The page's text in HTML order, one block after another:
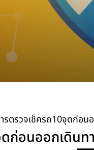
รตรวจเช็ครถ10จุดก่อน
ก่อนออกเดินท